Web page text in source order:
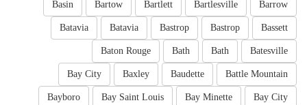
Barrow
Bartlesville
Bartlett
Bartow
Basin
Bassett
Bastrop
Bastrop
Batavia
Batavia
Batesville
Bath
Bath
Baton Rouge
Battle Mountain
Baudette
Baxley
Bay City
Bay City
Bay Minette
Bay Saint Louis
Bayboro